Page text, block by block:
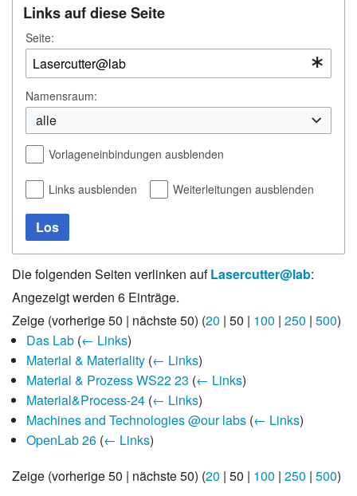
Links auf diese Seite
Seite:
Namensraum:
alle
Vorlageneinbindungen ausblenden
Links ausblenden Weiterleitungen ausblenden
Los
Die folgenden Seiten verlinken aufLasercutter@lab:
Angezeigt werden 6 Einträge.
Zeige (vorherige 50 | nächste 50) (20 | 50 | 100 | 250 | 500)
Das Lab (← Links)
Material & Materiality (← Links)
Material & Prozess WS22 23 (← Links)
Material&Process-24 (← Links)
Machines and Technologies @our labs (← Links)
OpenLab 26 (← Links)
Zeige (vorherige 50 | nächste 50) (20 | 50 | 100 | 250 | 500)